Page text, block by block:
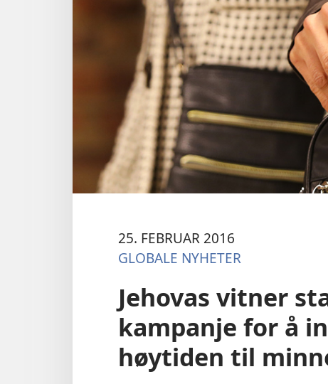
25. FEBRUAR 2016
GLOBALE NYHETER
Jehovas vitner
kampanje for å
høytiden til